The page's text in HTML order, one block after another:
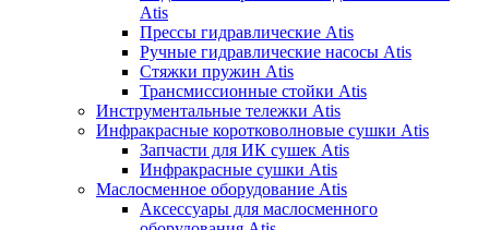
Atis
Прессы гидравлические Atis
Ручные гидравлические насосы Atis
Стяжки пружин Atis
Трансмиссионные стойки Atis
Инструментальные тележки Atis
Инфракрасные коротковолновые сушки Atis
Запчасти для ИК сушек Atis
Инфракрасные сушки Atis
Маслосменное оборудование Atis
Аксессуары для маслосменного